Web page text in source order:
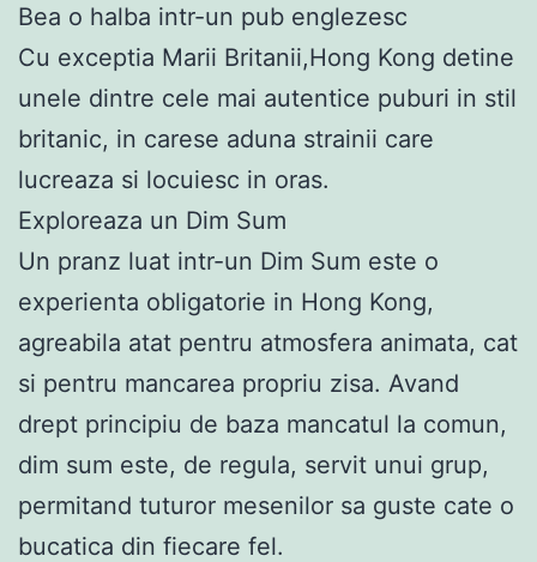
Bea o halba intr-un pub englezesc
Cu exceptia Marii Britanii,Hong Kong detine
unele dintre cele mai autentice puburi in stil
britanic, in carese aduna strainii care
lucreaza si locuiesc in oras.
Exploreaza un Dim Sum
Un pranz luat intr-un Dim Sum este o
experienta obligatorie in Hong Kong,
agreabila atat pentru atmosfera animata, cat
si pentru mancarea propriu zisa. Avand
drept principiu de baza mancatul la comun,
dim sum este, de regula, servit unui grup,
permitand tuturor mesenilor sa guste cate o
bucatica din fiecare fel.